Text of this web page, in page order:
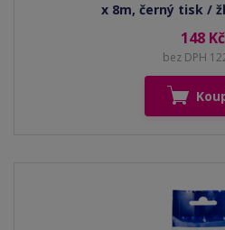
x 8m, černý tisk /
148 Kč
bez DPH